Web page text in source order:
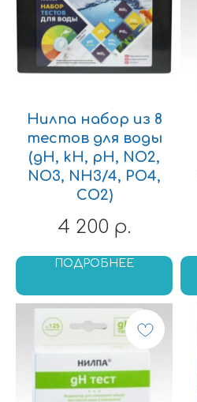
Нилпа набор из 8
тестов для воды
(gH, kH, pH, NO2,
NO3, NH3/4, PO4,
СО2)
4 200 р.
ПОДРОБНЕЕ